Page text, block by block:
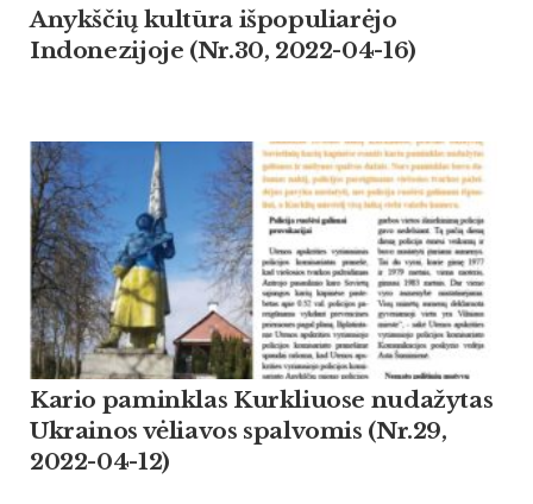
Anykščių kultūra išpopuliarėjo
Indonezijoje (Nr.30, 2022-04-16)
Kario paminklas Kurkliuose nudažytas
Ukrainos vėliavos spalvomis (Nr.29,
2022-04-12)